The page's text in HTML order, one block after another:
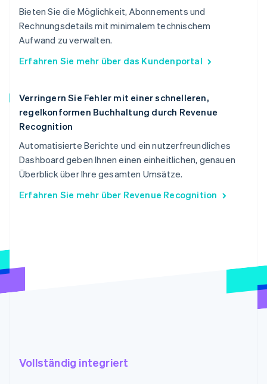
Bieten Sie die Möglichkeit, Abonnements und
Rechnungsdetails mit minimalem technischem
Aufwand zu verwalten.
Erfahren Sie mehr über das Kundenportal
Verringern Sie Fehler mit einer schnelleren,
regelkonformen Buchhaltung durch Revenue
Recognition
Automatisierte Berichte und ein nutzerfreundliches
Dashboard geben Ihnen einen einheitlichen, genauen
Überblick über Ihre gesamten Umsätze.
Erfahren Sie mehr über Revenue Recognition
Vollständig integriert